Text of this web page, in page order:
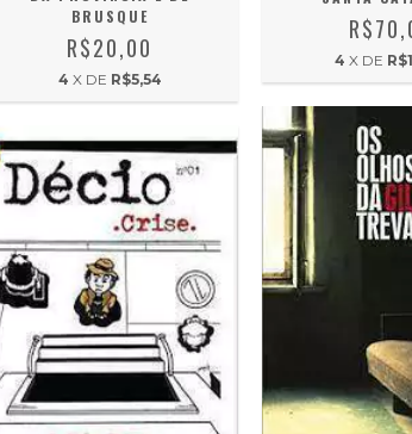
BRUSQUE
R$20,00
4 X DE R$5,54
4 X DE